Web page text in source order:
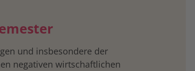
und insbesondere der
negativen wirtschaftlichen